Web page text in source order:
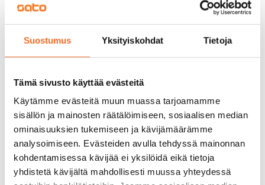
Suostumus Yksityiskohdat Tietoja
Tämä sivusto käyttää evästeitä
Käytämme evästeitä muun muassa tarjoamamme
sisällön ja mainosten räätälöimiseen, sosiaalisen median
ominaisuuksien tukemiseen ja kävijämäärämme
analysoimiseen. Evästeiden avulla tehdyssä mainonnan
kohdentamisessa kävijää ei yksilöidä eikä tietoja
yhdistetä kävijältä mahdollisesti muussa yhteydessä
Sinua saattaisi kiinnostaa myös
1/16
ARA
Huddingenpolku 5
Vantaa, Myyrmäki
Heti vapaa
1/25
Kukinkuja 2
Vantaa, Martinlaakso